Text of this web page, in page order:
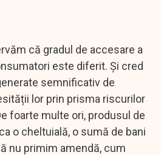
că gradul de accesare a
este diferit. Și cred
semnificativ de
lor prin prisma riscurilor
foarte multe ori, produsul de
o cheltuială, o sumă de bani
nu primim amendă, cum